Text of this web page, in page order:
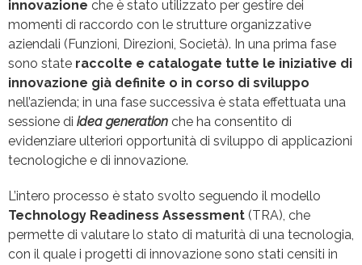
innovazione che è stato utilizzato per gestire dei
momenti di raccordo con le strutture organizzative
aziendali (Funzioni, Direzioni, Società). In una prima fase
sono state raccolte e catalogate tutte le iniziative di
innovazione già definite o in corso di sviluppo
nell’azienda; in una fase successiva è stata effettuata una
sessione di idea generation che ha consentito di
evidenziare ulteriori opportunità di sviluppo di applicazioni
tecnologiche e di innovazione.
L’intero processo è stato svolto seguendo il modello
Technology Readiness Assessment (TRA), che
permette di valutare lo stato di maturità di una tecnologia,
con il quale i progetti di innovazione sono stati censiti in